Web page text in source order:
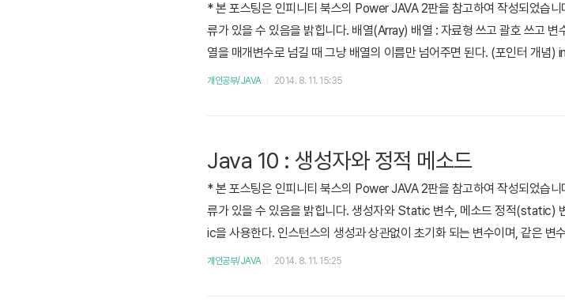
* 본 포스팅은 인피니티 북스의 Power JAVA 2판을 참고하여 작성되었습
류가 있을 수 있음을 밝힙니다. 배열(Array) 배열 : 자료형 쓰고 괄호 쓰고
열을 매개변수로 넘길 때 그냥 배열의 이름만 넘어주면 된다. (포인터 개
선언할 수 도 있다. Box[] box = new Box[10]; C언어 에서는 변수 선언시
개인공부/JAVA 2014. 8. 11. 15:35
Java 10 : 생성자와 정적 메소드
* 본 포스팅은 인피니티 북스의 Power JAVA 2판을 참고하여 작성되었습
류가 있을 수 있음을 밝힙니다. 생성자와 Static 변수, 메소드 정적(static)
ic을 사용한다. 인스턴스의 생성과 상관없이 초기화 되는 변수이며, 같은 변
서나 접근 가능하다.정적(static) 메소드 : 정적 메소드도 정적 변수와 마찬
개인공부/JAVA 2014. 8. 11. 15:25